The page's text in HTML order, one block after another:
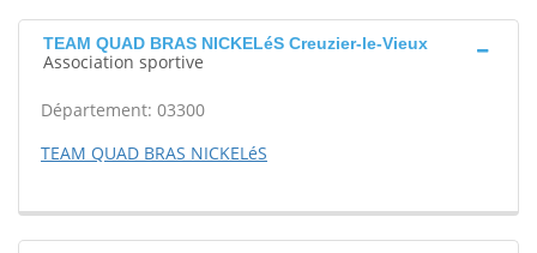
TEAM QUAD BRAS NICKELéS Creuzier-le-Vieux
Association sportive
Département: 03300
TEAM QUAD BRAS NICKELéS